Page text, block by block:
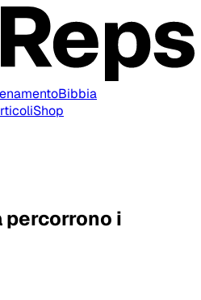
Bibbia
Shop
percorrono i